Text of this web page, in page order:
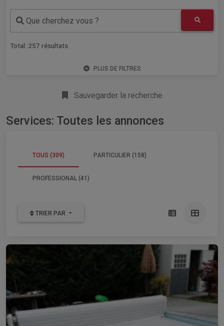
Que cherchez vous ?
Total: 257 résultats
PLUS DE FILTRES
Sauvegarder la recherche
Services: Toutes les annonces
TOUS (309) PARTICULIER (158)
PROFESSIONAL (41)
TRIER PAR